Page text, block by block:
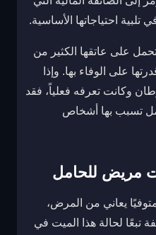
تلبية احتياجاتها الأساسية.
على عاتقها الكثير من
على الوفاء بها. وإذا
وكانت تعرفه فعلياً، فقد
تسبب بها أشخاص
مريض للحامل
يعاني من المرض،
تبعًا لحالة هذا الميت في